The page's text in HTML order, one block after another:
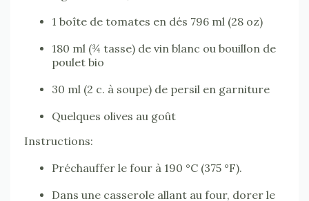
1 boîte de tomates en dés 796 ml (28 oz)
180 ml (¾ tasse) de vin blanc ou bouillon de
poulet bio
30 ml (2 c. à soupe) de persil en garniture
Quelques olives au goût
Instructions:
Préchauffer le four à 190 °C (375 °F).
Dans une casserole allant au four, dorer le